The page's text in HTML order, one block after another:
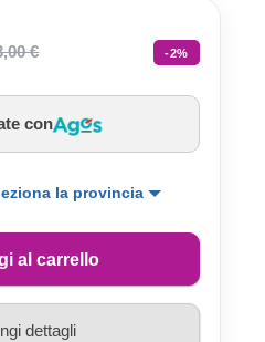
€ -2%
con
la provincia
al carrello
dettagli